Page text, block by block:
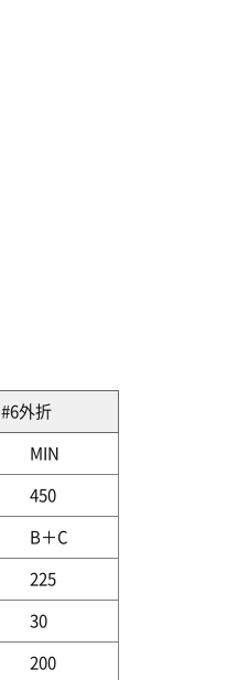
#6外折
MIN
450
B＋C
225
30
200